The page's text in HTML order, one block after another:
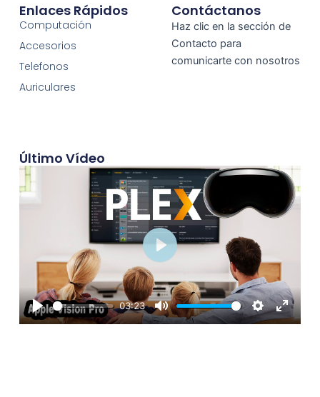
Enlaces Rápidos
Computación
Accesorios
Telefonos
Auriculares
Contáctanos
Haz clic en la sección de
Contacto para
comunicarte con nosotros
Último Vídeo
Play
03:23
Mute Settings
Enter
Play